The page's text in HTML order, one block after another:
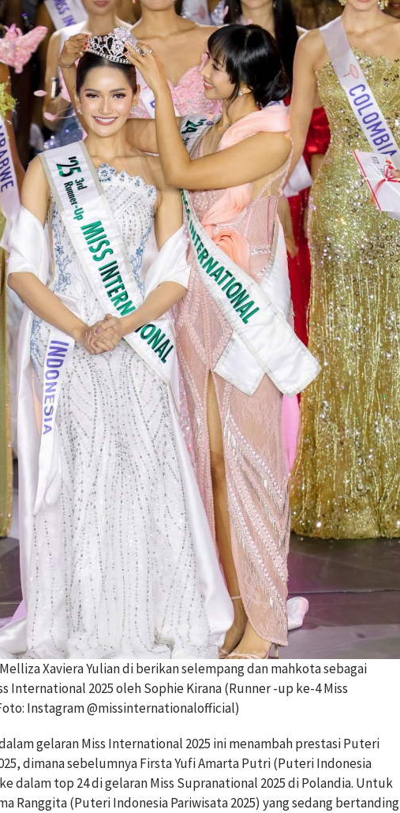
Xaviera Yulian di berikan selempang dan mahkota sebagai
International 2025 oleh Sophie Kirana (Runner -up ke-4 Miss
Instagram @missinternationalofficial)
gelaran Miss International 2025 ini menambah prestasi Puteri
dimana sebelumnya Firsta Yufi Amarta Putri (Puteri Indonesia
dalam top 24 di gelaran Miss Supranational 2025 di Polandia. Untuk
Ranggita (Puteri Indonesia Pariwisata 2025) yang sedang bertanding